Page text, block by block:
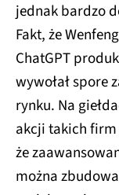
jednak bardzo
Fakt, że
ChatGPT
wywołał spore
rynku. Na
akcji takich firm
że
można